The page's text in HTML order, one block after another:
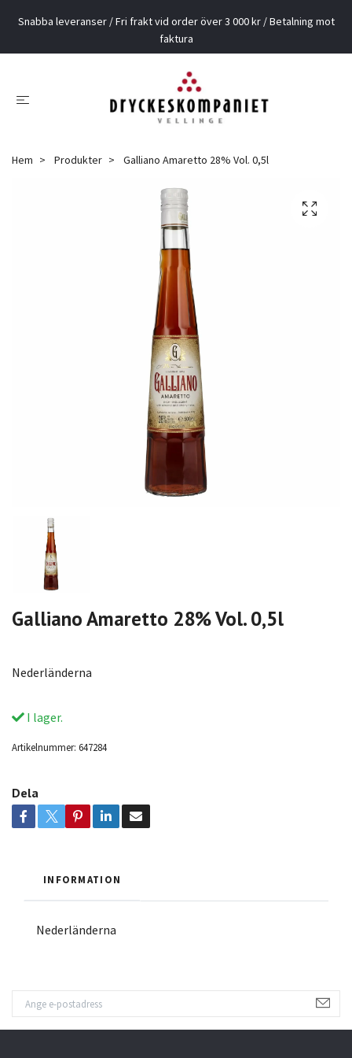
Snabba leveranser / Fri frakt vid order över 3 000 kr / Betalning mot
faktura
Hem Produkter Galliano Amaretto 28% Vol. 0,5l
Galliano Amaretto 28% Vol. 0,5l
Nederländerna
I lager.
Artikelnummer: 647284
Dela
INFORMATION
Nederländerna